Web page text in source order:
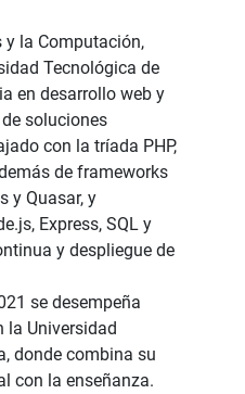
y la Computación,
Tecnológica de
en desarrollo web y
soluciones
con la tríada PHP,
de frameworks
y Quasar, y
Express, SQL y
y despliegue de
se desempeña
la Universidad
donde combina su
con la enseñanza.